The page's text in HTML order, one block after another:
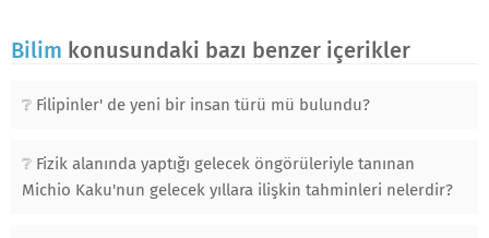
Bilim konusundaki bazı benzer içerikler
Filipinler' de yeni bir insan türü mü bulundu?
Fizik alanında yaptığı gelecek öngörüleriyle tanınan
Michio Kaku'nun gelecek yıllara ilişkin tahminleri nelerdir?